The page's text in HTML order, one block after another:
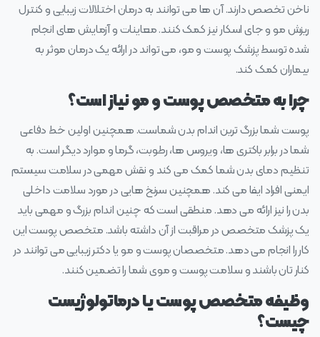
ناخن تخصص دارند. آن ها می‌ توانند به درمان اختلالات زیبایی و کنترل
ریزش مو و جای اسکار نیز کمک کنند. معاینات و آزمایش‌ های انجام
شده توسط پزشک پوست و مو، می‌ تواند در ارائه یک درمان موثر به
بیماران کمک کند.
چرا به متخصص پوست و مو نیاز است؟
پوست شما بزرگ‌ ترین اندام بدن شماست. همچنین اولین خط دفاعی
شما در برابر باکتری‌ ها، ویروس‌ ها، رطوبت، گرما و موارد دیگر است. به
تنظیم دمای بدن شما کمک می‌ کند و نقش مهمی در سلامت سیستم
ایمنی افراد ایفا می‌ کند. همچنین سرنخ‌ هایی در مورد سلامت داخلی
بدن را نیز ارائه می‌ دهد. منطقی است که چنین اندام بزرگ و مهمی باید
یک پزشک متخصص در مراقبت از آن داشته باشد. متخصص پوست این
کار را انجام می‌ دهد. متخصصان پوست و مو یا دکتر زیبایی می‌ توانند در
کنار تان باشند و سلامت پوست و موی شما را تضمین کنند.
وظیفه متخصص پوست یا درماتولوژیست
چیست؟